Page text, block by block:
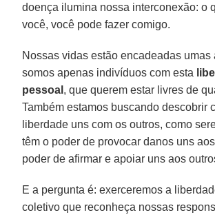
doença ilumina nossa interconexão: o
você, você pode fazer comigo.
Nossas vidas estão encadeadas umas
somos apenas indivíduos com esta
pessoal , que querem estar livres de
Também estamos buscando descobrir
liberdade uns com os outros, como
têm o poder de provocar danos uns
poder de afirmar e apoiar uns aos
E a pergunta é: exerceremos a
coletivo que reconheça nossas